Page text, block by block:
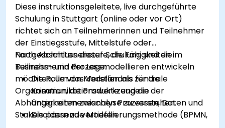
Diese instruktionsgeleitete, live durchgeführte
Schulung in Stuttgart (online oder vor Ort)
richtet sich an Teilnehmerinnen und Teilnehmer
der Einstiegsstufe, Mittelstufe oder
Fortgeschrittenenstufe, die Fähigkeiten im
Business- und Prozessmodellieren entwickeln
möchten, um das Verständnis für die
Organisation, die Produkte und die
Abhängigkeiten zwischen Prozessen, Daten und
Stakeholdern zu vertiefen.
Nach Abschluss dieser Schulung sind die
Teilnehmer in der Lage:
Die Rolle von Modellen als zentrale
Kommunikationswerkzeuge in der
Unternehmensanalyse zu verstehen.
Die passende Modellierungsmethode (BPMN,